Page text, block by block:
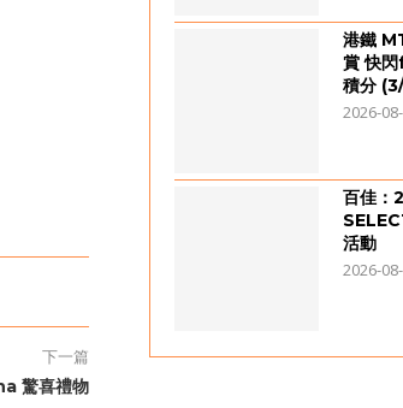
下一篇
驚喜禮物
港鐵
賞 快
積分
2026-
百佳：
活動
2026-